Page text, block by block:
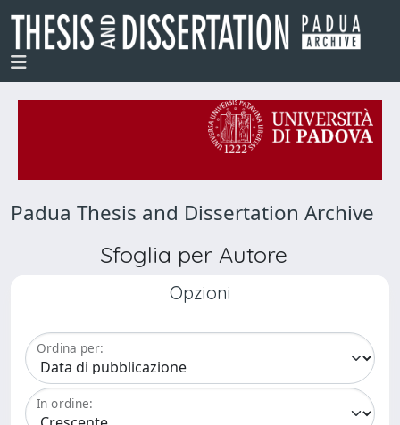
Padua Thesis and Dissertation Archive
Sfoglia per Autore
Opzioni
Ordina per:
In ordine: